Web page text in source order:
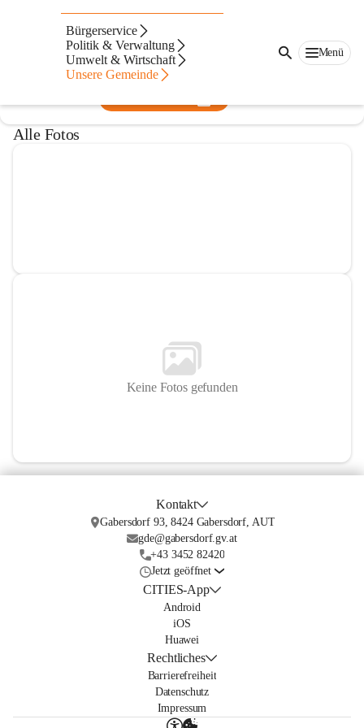
Bürgerservice
Politik & Verwaltung
Umwelt & Wirtschaft
Unsere Gemeinde
Menü
ÖKB Gabersdorf
@okb-gabersdorf
Traditionsverein
Alle Fotos
Keine Fotos gefunden
Kontakt
Gabersdorf 93, 8424 Gabersdorf, AUT
gde@gabersdorf.gv.at
+43 3452 82420
Jetzt geöffnet
CITIES-App
Android
iOS
Huawei
Rechtliches
Barrierefreiheit
Datenschutz
Impressum